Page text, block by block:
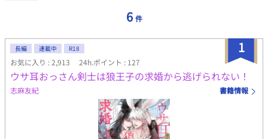
6 件
1
長編 連載中 R18
お気に入り : 2,913 24h.ポイント : 127
ウサ耳おっさん剣士は狼王子の求婚から逃げられない！
志麻友紀 書籍情報